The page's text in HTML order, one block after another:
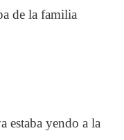
de la familia
estaba yendo a la